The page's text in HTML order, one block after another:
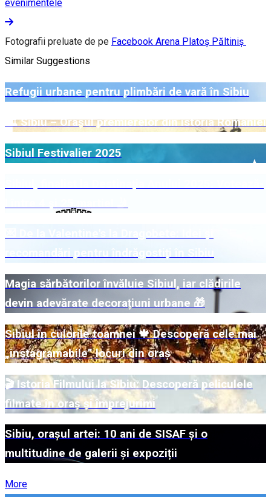
evenimentele
Fotografii preluate de pe Facebook Arena Platoș Păltiniș
Similar Suggestions
Refugii urbane pentru plimbări de vară în Sibiu
🏛️ Sibiu – Orașul premierelor din istoria României
Sibiul Festivalier 2025
recomandări pentru îndrăgostiți în Sibiu
Magia sărbătorilor învăluie Sibiul, iar clădirile
devin adevărate decorațiuni urbane 🎁
Sibiul în culorile toamnei 🍁 Descoperă cele mai
„instagramabile” locuri din oraș
🎬 Istoria Filmului la Sibiu: Descoperă peliculele
filmate în oraș și împrejurimi
Sibiu, orașul artei: 10 ani de SISAF și o
multitudine de galerii și expoziții
More